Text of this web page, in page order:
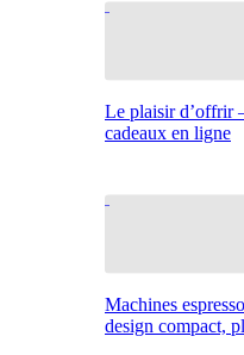
Le plaisir d’offrir
cadeaux en ligne
Machines
design compact,